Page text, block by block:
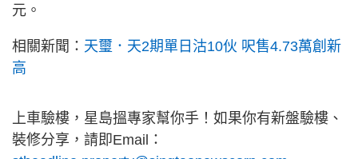
元。
相關新聞： 天璽．天2期單日沽10伙 呎售4.73萬創新
高
上車驗樓，星島搵專家幫你手！如果你有新盤驗樓、
裝修分享，請即Email：